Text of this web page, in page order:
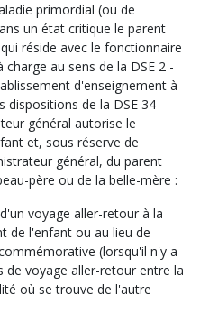
primordial (ou de
un état critique le parent
réside avec le fonctionnaire
au sens de la DSE 2 -
d'enseignement à
dispositions de la DSE 34 -
général autorise le
et, sous réserve de
général, du parent
père ou de la belle-mère :
voyage aller-retour à la
de l'enfant ou au lieu de
(lorsqu'il n'y a
voyage aller-retour entre la
où se trouve de l'autre